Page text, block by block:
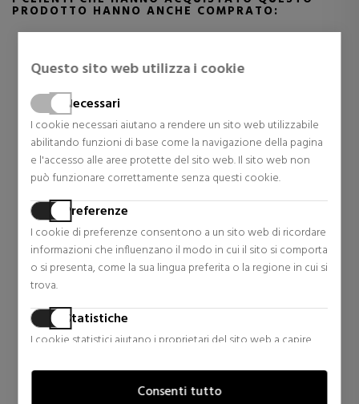
Questo sito web utilizza i cookie
Necessari
I cookie necessari aiutano a rendere un sito web utilizzabile
abilitando funzioni di base come la navigazione della pagina
e l'accesso alle aree protette del sito web. Il sito web non
può funzionare correttamente senza questi cookie.
Preferenze
I cookie di preferenze consentono a un sito web di ricordare
informazioni che influenzano il modo in cui il sito si comporta
o si presenta, come la sua lingua preferita o la regione in cui si
trova.
Statistiche
I cookie statistici aiutano i proprietari del sito web a capire
trasmettendo informazioni in forma anonima.
Consenti tutto
PRODOTTO HANNO ANCHE COMPRATO:
ACIDO
CLARINS
BAUME CORPS SUPER
HYDRATANT
BALSAMO CORPO SUPER
34,16 €
Prezzo originale 57,99 €
22 riesami
LAURA MERCIER
EYE BROW PENCIL
MATITA PER
18,96 €
0 riesami